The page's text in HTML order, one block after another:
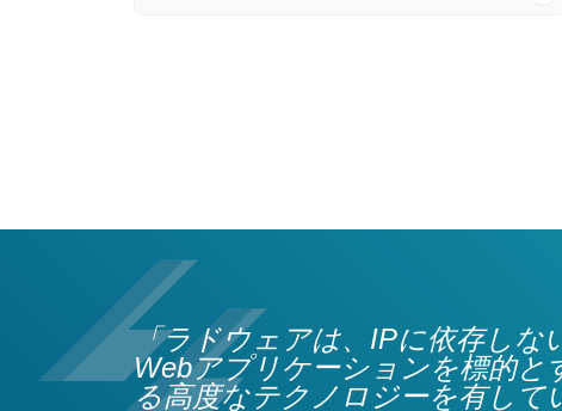
「ラドウェアは、IPに依存しな
Webアプリケーションを標的と
る高度なテクノロジーを有して